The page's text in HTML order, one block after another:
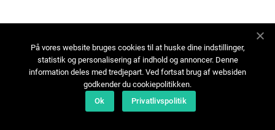
På vores website bruges cookies til at huske dine indstillinger,
statistik og personalisering af indhold og annoncer. Denne
information deles med tredjepart. Ved fortsat brug af websiden
godkender du cookiepolitikken.
Ok
Privatlivspolitik